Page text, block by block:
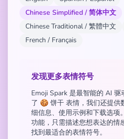
Chinese Simplified / 简体中文
Chinese Traditional / 繁體中文
French / Français
发现更多表情符号
Emoji Spark 是最智能的 AI 驱
了 🍪 饼干 表情，我们还提供
细信息、使用示例和下载选项
功能，只需描述您想表达的情
找到最适合的表情符号。